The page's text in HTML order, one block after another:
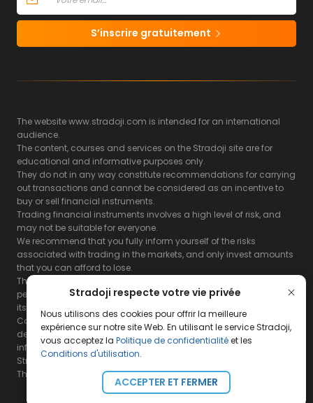
Stradoji respecte votre vie privée
Nous utilisons des cookies pour offrir la meilleure
expérience sur notre site Web. En utilisant le service Stradoji,
vous acceptez la Politique de confidentialitéet les
Conditions d'utilisation.
ACCEPTER ET FERMER
S’inscrire gratuitement
The website www.stradoji.com is intended for an international
audience.
The content, courses and services on the Stradoji site are for
educational and informative purposes only.
They do not in any way constitute recommendations for carrying
out transactions and cannot be considered as an incentive to
buy or sell financial instruments.
Trading financial instruments involves a high level of risk, and
may not be suitable for everyone.
We recommend that you fully inform yourself of the risks
associated with trading in the markets, and only invest amounts
that you can afford to lose.
The Stradoji site does not guarantee the results or the
performance of products based on the information contained on
its site and its servers.
Consequently, the Stradoji site and its publishing company
decline all responsibility in the use that may be made of this
information and the consequences that may result therefrom.
Stradoji Services are not authorized for US citizens or US residents.
The full legal notices areavailable here.